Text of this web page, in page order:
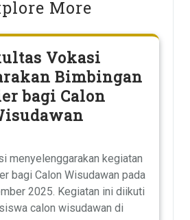
More
Vokasi
Bimbingan
bagi Calon
menyelenggarakan kegiatan
bagi Calon Wisudawan pada
2025. Kegiatan ini diikuti
calon wisudawan di